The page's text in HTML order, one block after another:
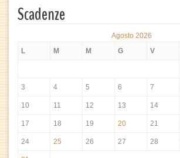
Scadenze
Agosto 2026
L
M M G V
3 4 5 6 7
10 11 12 13 14
17 18 19 20 21
24 25 26 27 28